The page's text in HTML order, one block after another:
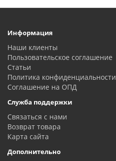
Информация
Наши клиенты
Пользовательское соглашение
Статьи
Политика конфиденциальности
Соглашение на ОПД
Служба поддержки
Связаться с нами
Возврат товара
Карта сайта
Дополнительно